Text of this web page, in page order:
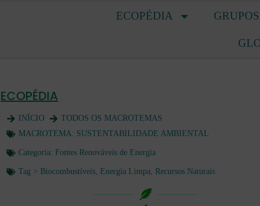
ECOPÉDIA
ECOPÉDIA
INÍCIO
TODOS OS MACROTEMAS
MACROTEMA: SUSTENTABILIDADE AMBIENTAL
Categoria: Fontes Renováveis de Energia
Tag > Biocombustíveis, Energia Limpa, Recursos Naturais